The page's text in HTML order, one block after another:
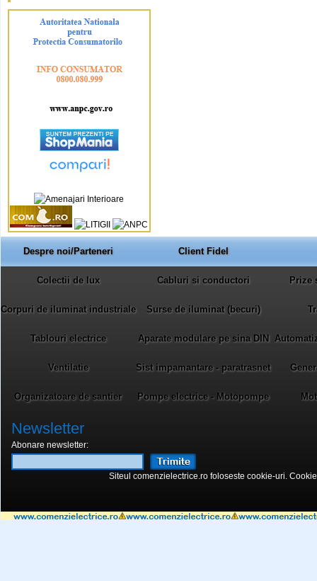
Despre noi/Parteneri Client Fidel
Colectii de lux Cabluri si conductori Prize
Corpuri de iluminat industriale Surse de iluminat (becuri)
Tablouri electrice Aparate modulare pe sina DIN
Ventilatie Sist impamantare - paratrasnet
Organizatoare de santier Pompe electrice - Motopompe
Newsletter
Abonare newsletter:
Siteul comenzielectrice.ro foloseste cookie-uri.